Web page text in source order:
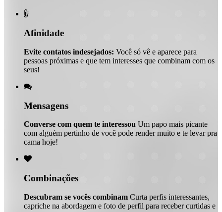

Afinidade
Evite contatos indesejados: Você só vê e aparece para
pessoas próximas e que tem interesses que combinam com os
seus!

Mensagens
Converse com quem te interessou Um papo mais picante
com alguém pertinho de você pode render muito e te levar pra
cama hoje!

Combinações
Descubram se vocês combinam Curta perfis interessantes,
capriche na abordagem e foto de perfil para receber curtidas e